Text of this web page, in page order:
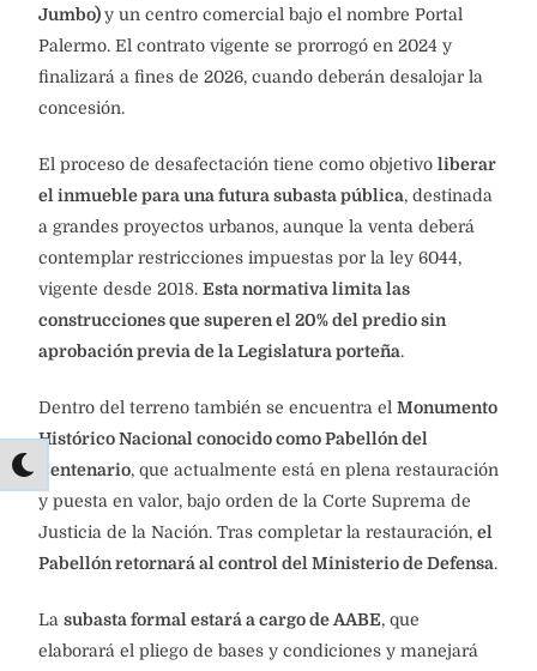
Jumbo)y un centro comercial bajo el nombre Portal
Palermo. El contrato vigente se prorrogó en 2024 y
finalizará a fines de 2026, cuando deberán desalojar la
concesión.
El proceso de desafectación tiene como objetivo liberar
el inmueble para una futura subasta pública, destinada
a grandes proyectos urbanos, aunque la venta deberá
contemplar restricciones impuestas por la ley 6044,
vigente desde 2018. Esta normativa limita las
construcciones que superen el 20% del predio sin
aprobación previa de la Legislatura porteña.
Dentro del terreno también se encuentra el Monumento
Histórico Nacional conocido como Pabellón del
Centenario, que actualmente está en plena restauración
y puesta en valor, bajo orden de la Corte Suprema de
Justicia de la Nación. Tras completar la restauración, el
Pabellón retornará al control del Ministerio de Defensa.
La subasta formal estará a cargo de AABE, que
elaborará el pliego de bases y condiciones y manejará